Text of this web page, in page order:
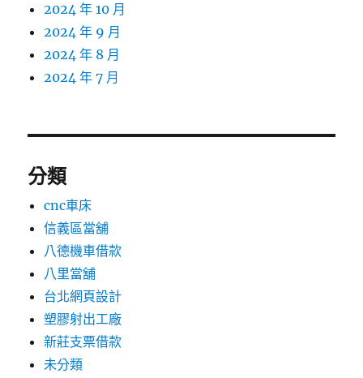
2024 年 10 月
2024 年 9 月
2024 年 8 月
2024 年 7 月
分類
cnc車床
信義區當舖
八德機車借款
八里當舖
台北網頁設計
塑膠射出工廠
新莊支票借款
未分類